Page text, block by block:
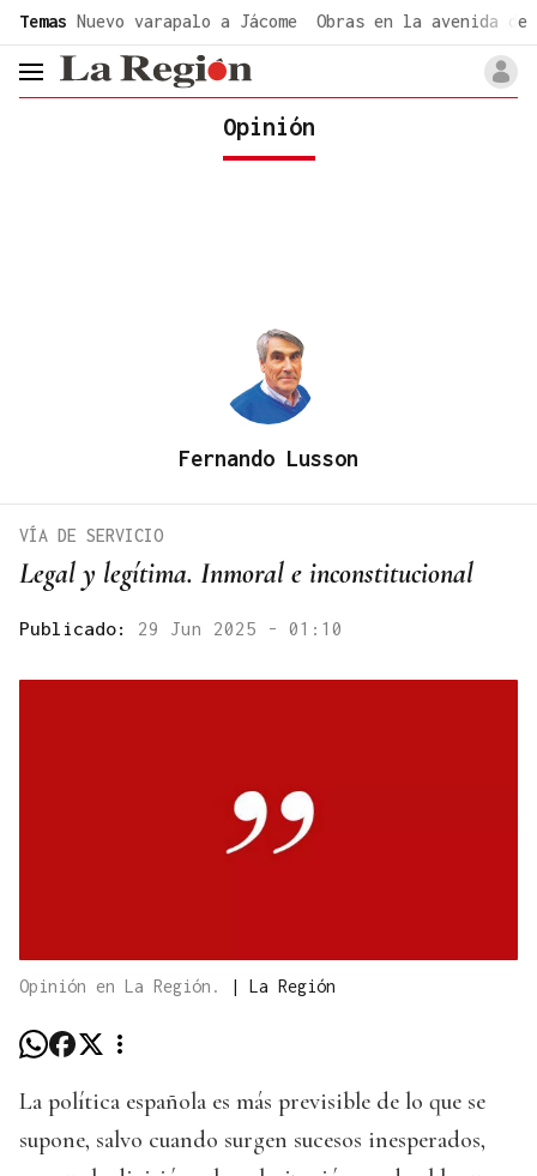
Temas Nuevo varapalo a Jácome Obras en la avenida de
header.menu.open
Opinión
Fernando Lusson
Legal y legítima. Inmoral e inconstitucional
VÍA DE SERVICIO
Publicado: 29 Jun 2025 - 01:10
Opinión en La Región. | La Región
La política española es más previsible de lo que se
supone, salvo cuando surgen sucesos inesperados,